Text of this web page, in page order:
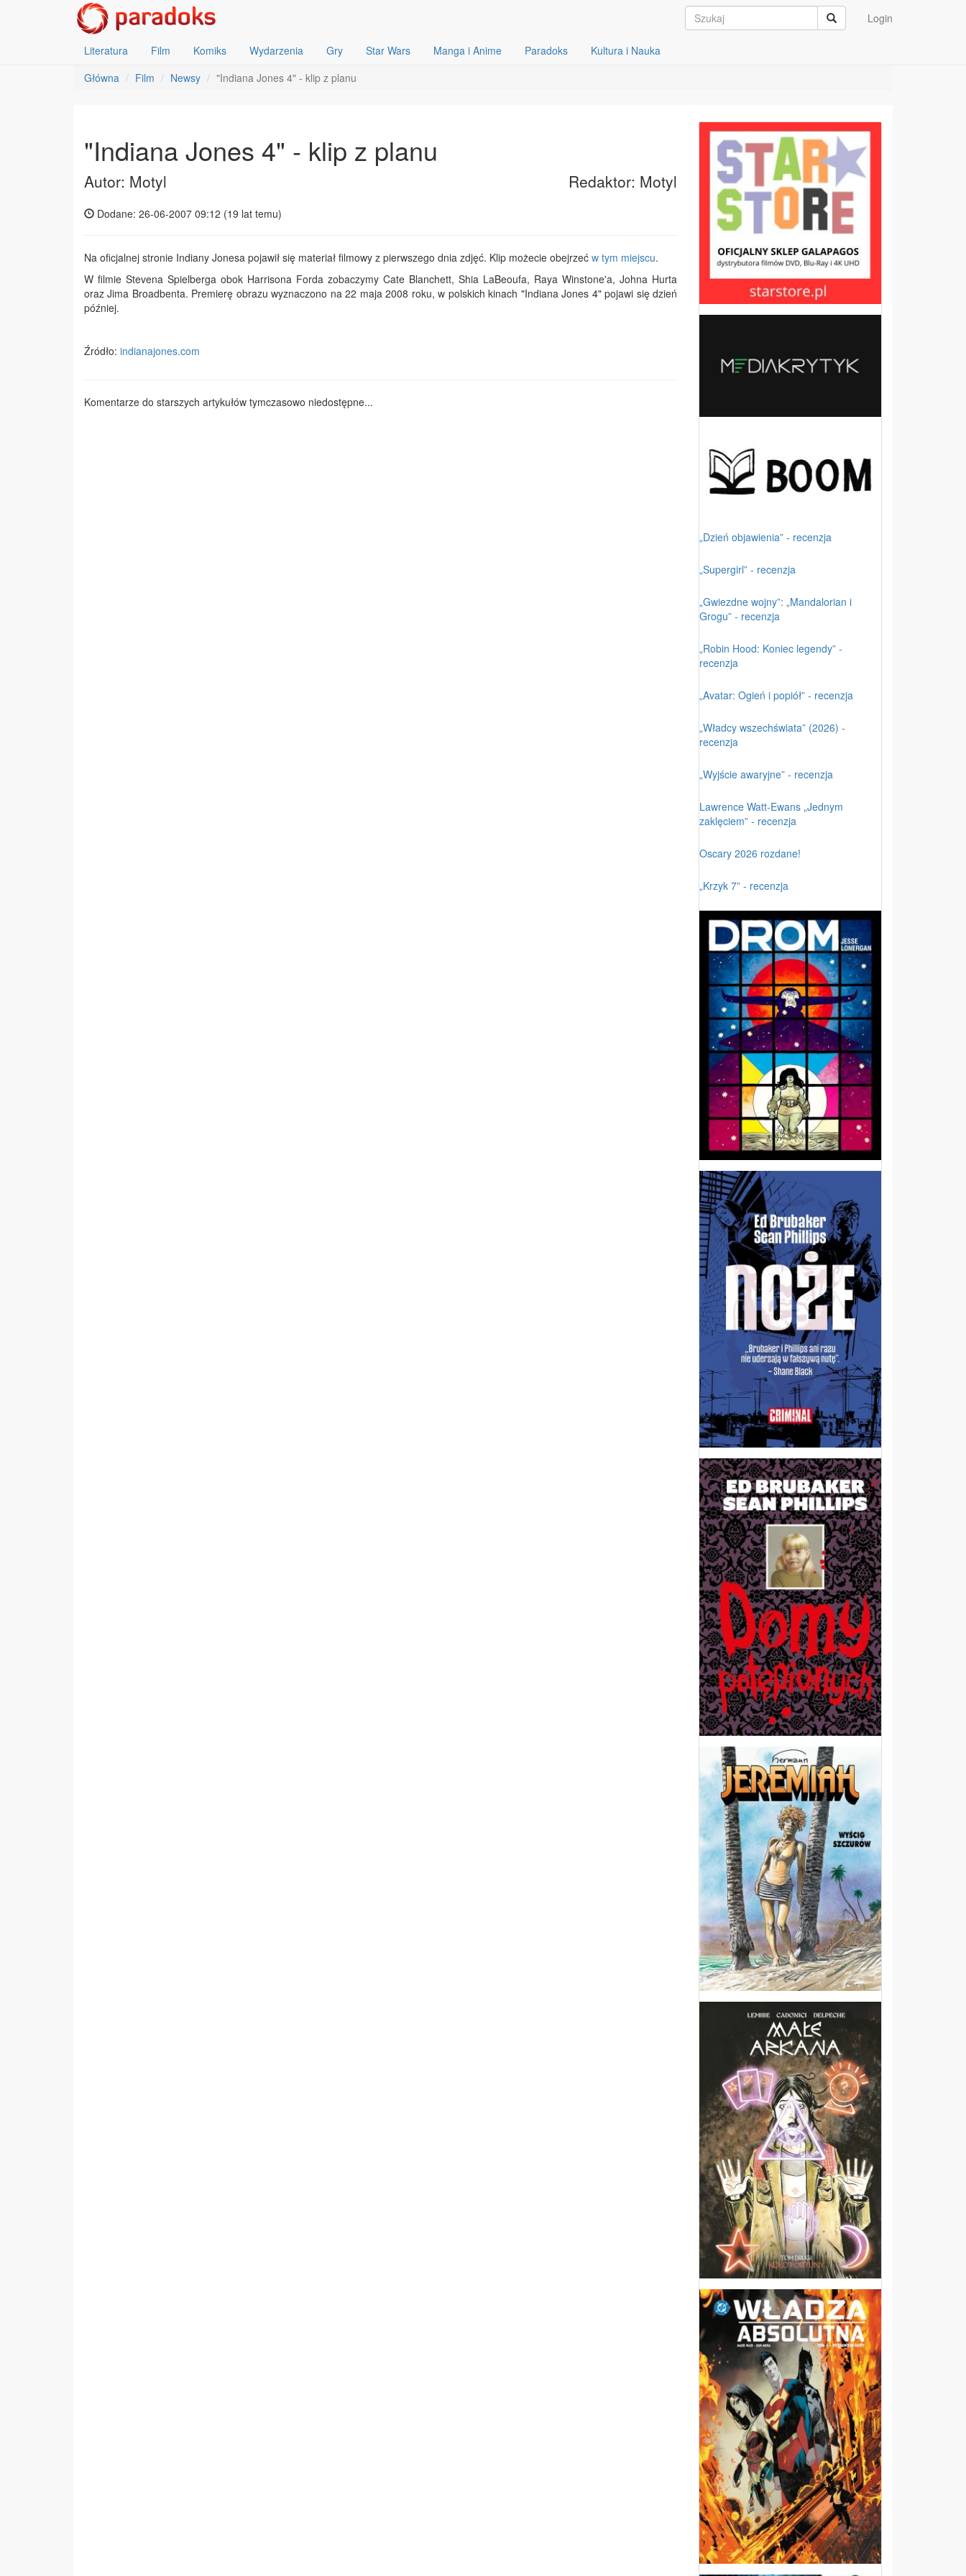
Login
Literatura Film Komiks Wydarzenia Gry Star Wars Manga i Anime Paradoks
Kultura i Nauka
Główna
Film Newsy "Indiana Jones 4" - klip z planu
"Indiana Jones 4" - klip z planu
Autor: Motyl Redaktor: Motyl
Dodane: 26-06-2007 09:12 (19 lat temu)
Na oficjalnej stronie Indiany Jonesa pojawił się materiał filmowy z pierwszego dnia zdjęć. Klip możecie obejrzeć w tym miejscu.
W filmie Stevena Spielberga obok Harrisona Forda zobaczymy Cate Blanchett, Shia LaBeoufa, Raya Winstone'a, Johna Hurta
oraz Jima Broadbenta. Premierę obrazu wyznaczono na 22 maja 2008 roku, w polskich kinach "Indiana Jones 4" pojawi się dzień
później.
Źródło: indianajones.com
Komentarze do starszych artykułów tymczasowo niedostępne...
„Dzień objawienia” - recenzja
„Supergirl” - recenzja
„Gwiezdne wojny”: „Mandalorian i
Grogu” - recenzja
„Robin Hood: Koniec legendy” -
recenzja
„Avatar: Ogień i popiół” - recenzja
„Władcy wszechświata” (2026) -
recenzja
„Wyjście awaryjne” - recenzja
Lawrence Watt-Ewans „Jednym
zaklęciem” - recenzja
Oscary 2026 rozdane!
„Krzyk 7” - recenzja